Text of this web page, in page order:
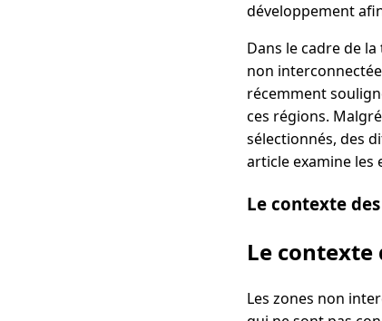
développement
Dans le cadre de
non
récemment
ces régions.
sélectionnés, des
article examine les
Le contexte
Le contexte
Les zones non